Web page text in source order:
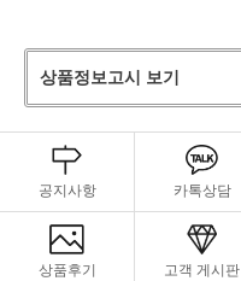
상품정보고시 보기
공지사항 카톡상담
상품후기 고객 게시판